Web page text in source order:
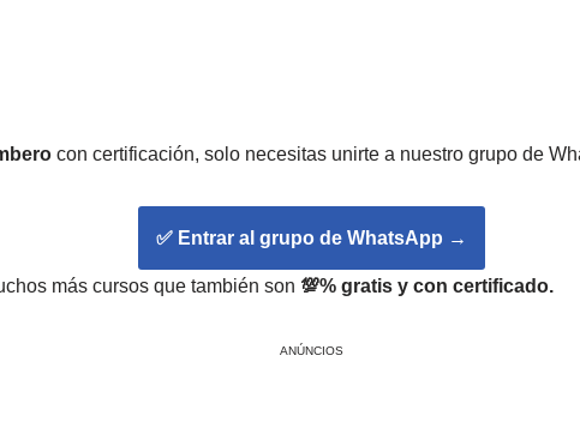
con certificación, solo necesitas unirte a nuestro grupo de
✅ Entrar al grupo de WhatsApp →
más cursos que también son 💯% gratis y con certificado.
ANÚNCIOS